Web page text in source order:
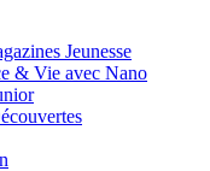
Jeunesse
& Vie avec Nano